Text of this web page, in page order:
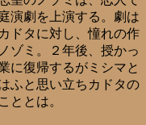
演劇を上演する。劇は
ドタに対し、憧れの作
ゾミ。２年後、授かっ
に復帰するがミシマと
ふと思い立ちカドタの
ととは。